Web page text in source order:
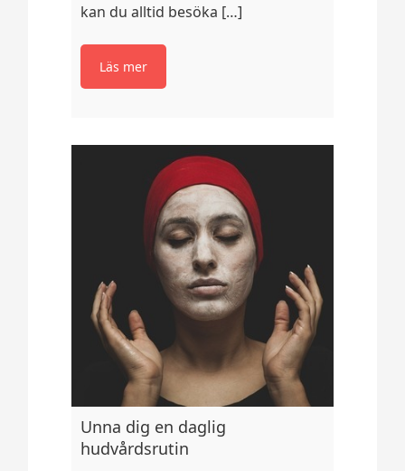
kan du alltid besöka […]
Unna dig en daglig
hudvårdsrutin